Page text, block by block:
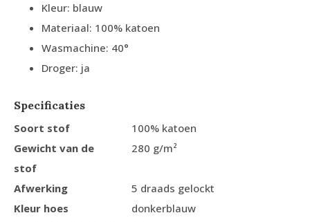
Kleur: blauw
Materiaal: 100% katoen
Wasmachine: 40°
Droger: ja
Specificaties
Soort stof
100% katoen
Gewicht van de
stof
280 g/m²
Afwerking
5 draads gelockt
Kleur hoes
donkerblauw